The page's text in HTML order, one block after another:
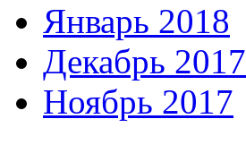
Январь 2018
Декабрь 2017
Ноябрь 2017